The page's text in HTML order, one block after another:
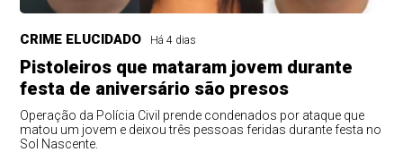
CRIME ELUCIDADO Há 4 dias
Pistoleiros que mataram jovem durante
festa de aniversário são presos
Operação da Polícia Civil prende condenados por ataque que
matou um jovem e deixou três pessoas feridas durante festa no
Sol Nascente.